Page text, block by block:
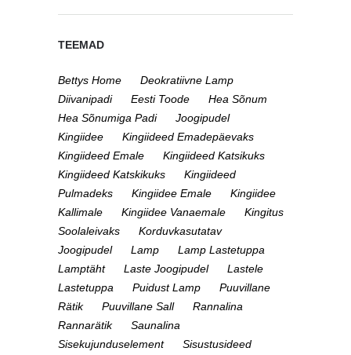
TEEMAD
Bettys Home
Deokratiivne Lamp
Diivanipadi
Eesti Toode
Hea Sõnum
Hea Sõnumiga Padi
Joogipudel
Kingiidee
Kingiideed Emadepäevaks
Kingiideed Emale
Kingiideed Katsikuks
Kingiideed Katskikuks
Kingiideed
Pulmadeks
Kingiidee Emale
Kingiidee
Kallimale
Kingiidee Vanaemale
Kingitus
Soolaleivaks
Korduvkasutatav
Joogipudel
Lamp
Lamp Lastetuppa
Lamptäht
Laste Joogipudel
Lastele
Lastetuppa
Puidust Lamp
Puuvillane
Rätik
Puuvillane Sall
Rannalina
Rannarätik
Saunalina
Sisekujunduselement
Sisustusideed